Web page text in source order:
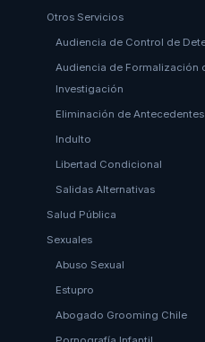
Otros Servicios
Audiencia de Control de
Audiencia de Formalización
Investigación
Eliminación de
Indulto
Libertad Condicional
Salidas Alternativas
Salud Pública
Sexuales
Abuso Sexual
Estupro
Abogado Grooming Chile